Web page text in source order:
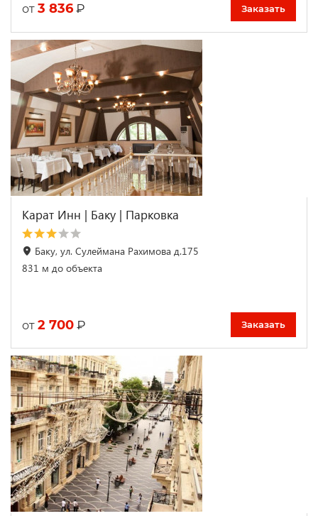
от 3 836 ₽ Заказать
Карат Инн | Баку | Парковка
Баку, ул. Сулеймана Рахимова д.175
831 м до объекта
от 2 700 ₽ Заказать